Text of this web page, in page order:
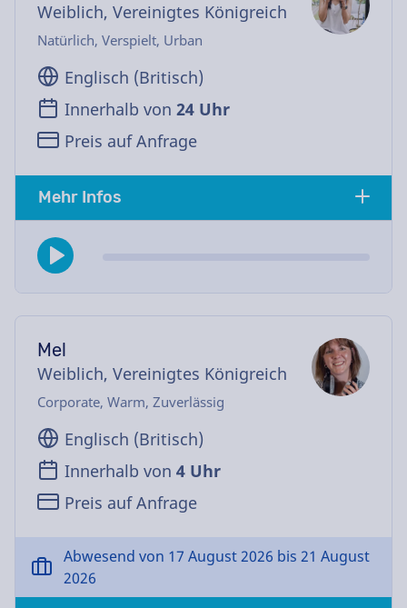
Weiblich, Vereinigtes Königreich
Natürlich, Verspielt, Urban
Englisch (Britisch)
Innerhalb von 24 Uhr
Preis auf Anfrage
Mehr Infos
Mel
Weiblich, Vereinigtes Königreich
Corporate, Warm, Zuverlässig
Englisch (Britisch)
Innerhalb von 4 Uhr
Preis auf Anfrage
Abwesend von 17 August 2026 bis 21 August
2026